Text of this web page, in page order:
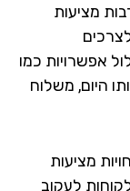
כמו
משלוח
לעקוב